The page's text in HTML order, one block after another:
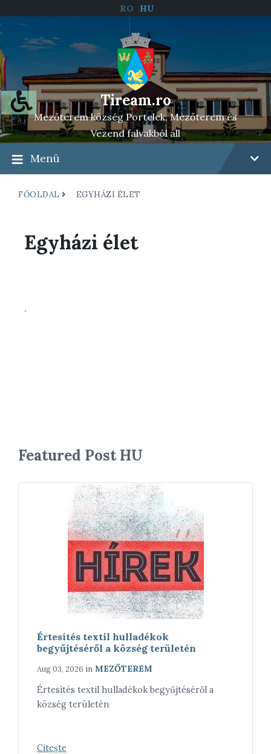
RO HU
Tiream.ro
Mezőterem község Portelek, Mezőterem és
Vezend falvakból áll
Menü
FŐOLDAL EGYHÁZI ÉLET
Egyházi élet
.
Featured Post HU
Értesítés textil hulladékok
begyűjtéséről a község területén
Aug 03, 2026 in MEZŐTEREM
Értesítés textil hulladékok begyűjtéséről a
község területén
Citește